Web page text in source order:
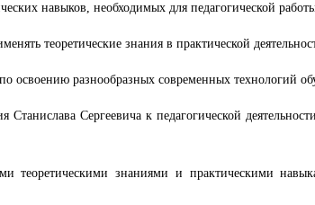
навыков, необходимых для педагогической
теоретические знания в практической
освоению разнообразных современных технологий
Станислава Сергеевича к педагогической
теоретическими знаниями и практическими